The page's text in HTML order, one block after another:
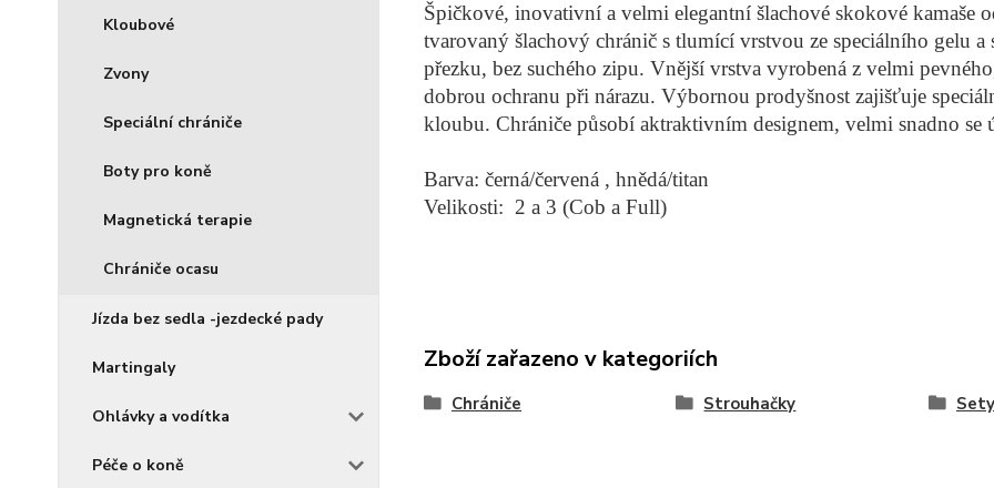
Kloubové
Zvony
Speciální chrániče
Boty pro koně
Magnetická terapie
Chrániče ocasu
Jízda bez sedla -jezdecké pady
Martingaly
Ohlávky a vodítka
Péče o koně
Špičkové, inovativní a velmi elegantní šlachové skokové kamaše
tvarovaný šlachový chránič s tlumící vrstvou ze speciálního gelu
přezku, bez suchého zipu. Vnější vrstva vyrobená z velmi
dobrou ochranu při nárazu. Výbornou prodyšnost zajišťuje
kloubu. Chrániče působí aktraktivním designem, velmi snadno se
Barva: černá/červená , hnědá/titan
Velikosti: 2 a 3 (Cob a Full)
Zboží zařazeno v kategoriích
Chrániče Strouhačky